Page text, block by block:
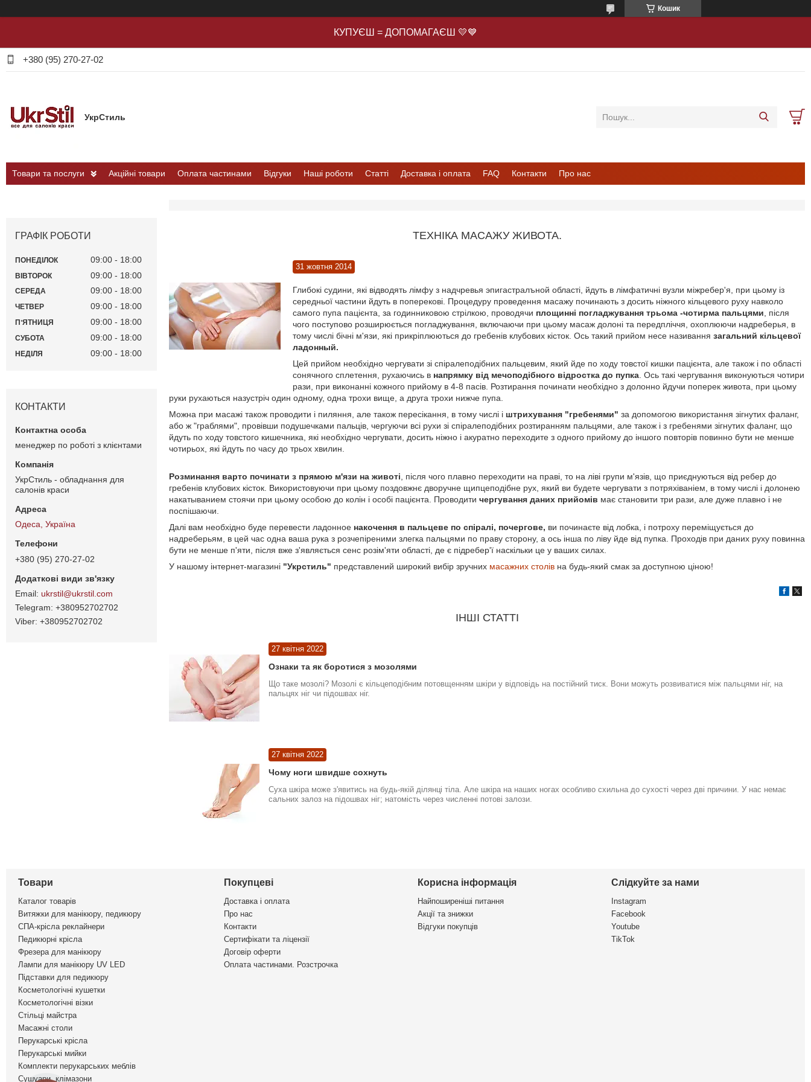
Кошик
КУПУЄШ = ДОПОМАГАЄШ 💛💙
+380 (95) 270-27-02
УкрСтиль
Товари та послуги Акційні товари Оплата частинами Відгуки Наші роботи Статті Доставка і оплата FAQ Контакти Про нас
ТЕХНІКА МАСАЖУ ЖИВОТА.
31 жовтня 2014
Глибокі судини, які відводять лімфу з надчревья эпигастралъной області, йдуть в лімфатичні вузли міжребер'я, при цьому із
середньої частини йдуть в поперекові. Процедуру проведення масажу починають з досить ніжного кільцевого руху навколо
самого пупа пацієнта, за годинниковою стрілкою, проводячи площинні погладжування трьома -чотирма пальцями , після
чого поступово розширюється погладжування, включаючи при цьому масаж долоні та передпліччя, охоплюючи надреберья, в
тому числі бічні м'язи, які прикріплюються до гребенів клубових кісток. Ось такий прийом несе називання загальний кільцевої
ладонный.
Цей прийом необхідно чергувати зі спіралеподібних пальцевим, який йде по ходу товстої кишки пацієнта, але також і по області
сонячного сплетення, рухаючись в напрямку від мечоподібного відростка до пупка . Ось такі чергування виконуються чотири
рази, при виконанні кожного прийому в 4-8 пасів. Розтирання починати необхідно з долонно йдучи поперек живота, при цьому
руки рухаються назустріч один одному, одна трохи вище, а друга трохи нижче пупа.
Можна при масажі також проводити і пиляння, але також пересікання, в тому числі і штрихування "гребенями" за допомогою використання зігнутих фаланг,
або ж "граблями", провівши подушечками пальців, чергуючи всі рухи зі спіралеподібних розтиранням пальцями, але також і з гребенями зігнутих фаланг, що
йдуть по ходу товстого кишечника, які необхідно чергувати, досить ніжно і акуратно переходите з одного прийому до іншого повторів повинно бути не менше
чотирьох, які йдуть по часу до трьох хвилин.
Розминання варто починати з прямою м'язи на животі , після чого плавно переходити на праві, то на ліві групи м'язів, що приєднуються від ребер до
гребенів клубових кісток. Використовуючи при цьому поздовжнє дворучне щипцеподібне рух, який ви будете чергувати з потряхіваніем, в тому числі і долонею
накатыванием стоячи при цьому особою до колін і особі пацієнта. Проводити чергування даних прийомів має становити три рази, але дуже плавно і не
поспішаючи.
Далі вам необхідно буде перевести ладонное накочення в пальцеве по спіралі, почергове, ви починаєте від лобка, і потроху переміщується до
надреберьям, в цей час одна ваша рука з розчепіреними злегка пальцями по праву сторону, а ось інша по ліву йде від пупка. Проходів при даних руху повинна
бути не менше п'яти, після вже з'являється сенс розім'яти області, де є підребер'ї наскільки це у ваших силах.
У нашому інтернет-магазині "Укрстиль" представлений широкий вибір зручних масажних столів на будь-який смак за доступною ціною!
ІНШІ СТАТТІ
27 квітня 2022
Ознаки та як боротися з мозолями
Що таке мозолі? Мозолі є кільцеподібним потовщенням шкіри у відповідь на постійний тиск. Вони можуть розвиватися між пальцями ніг, на
пальцях ніг чи підошвах ніг.
27 квітня 2022
Чому ноги швидше сохнуть
Суха шкіра може з'явитись на будь-якій ділянці тіла. Але шкіра на наших ногах особливо схильна до сухості через дві причини. У нас немає
сальних залоз на підошвах ніг; натомість через численні потові залози.
ГРАФІК РОБОТИ
ПОНЕДІЛОК 09:00 18:00
ВІВТОРОК 09:00 18:00
СЕРЕДА 09:00 18:00
ЧЕТВЕР 09:00 18:00
ПʼЯТНИЦЯ 09:00 18:00
СУБОТА 09:00 18:00
НЕДІЛЯ 09:00 18:00
КОНТАКТИ
менеджер по роботі з клієнтами
УкрСтиль - обладнання для
салонів краси
Одеса, Україна
+380 (95) 270-27-02
ukrstil@ukrstil.com
+380952702702
+380952702702
Товари
Каталог товарів
Витяжки для манікюру, педикюру
СПА-крісла реклайнери
Педикюрні крісла
Фрезера для манікюру
Лампи для манікюру UV LED
Підставки для педикюру
Косметологічні кушетки
Косметологічні візки
Стільці майстра
Масажні столи
Перукарські крісла
Перукарські мийки
Комплекти перукарських меблів
Сушуари, клімазони
Покупцеві
Доставка і оплата
Про нас
Контакти
Сертифікати та ліцензії
Договір оферти
Оплата частинами. Розстрочка
Корисна інформація
Найпоширеніші питання
Акції та знижки
Відгуки покупців
Слідкуйте за нами
Instagram
Facebook
Youtube
TikTok